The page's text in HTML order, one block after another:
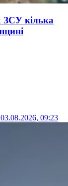
ЗСУ кілька
03.08.2026, 09:23